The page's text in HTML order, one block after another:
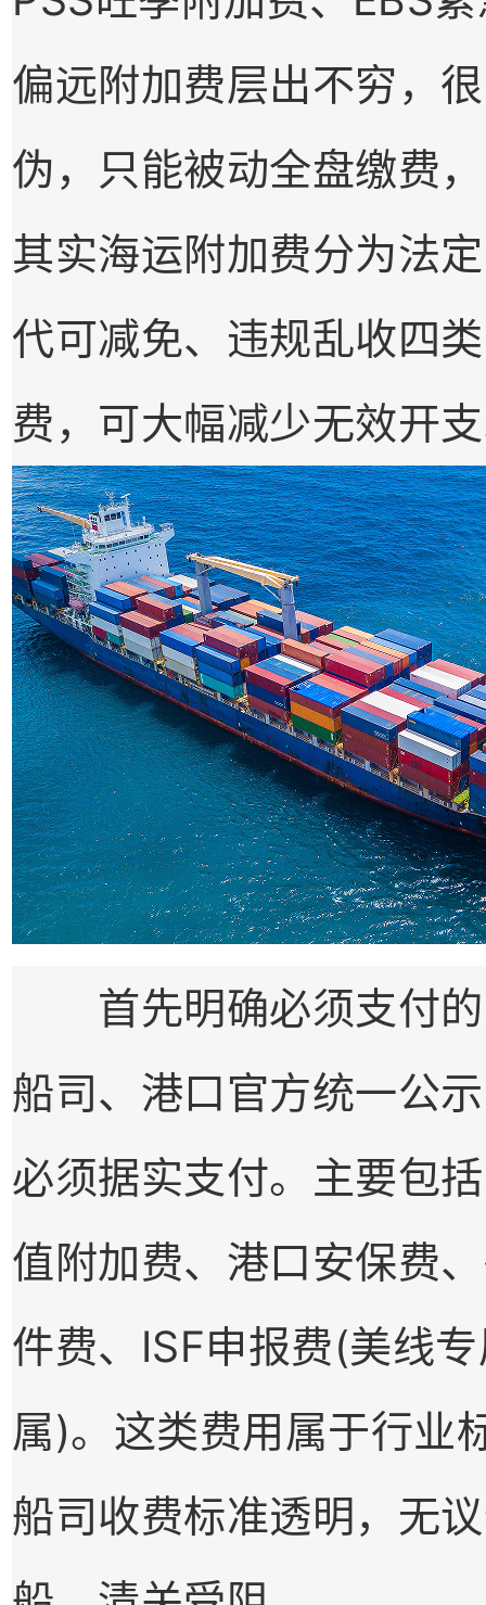
偏远附加费层出不穷，
伪，只能被动全盘缴费
其实海运附加费分为法
代可减免、违规乱收四
费，可大幅减少无效开
首先明确必须支付的
船司、港口官方统一公
必须据实支付。主要包
值附加费、港口安保费
件费、ISF申报费(美线
属)。这类费用属于行业
船司收费标准透明，无